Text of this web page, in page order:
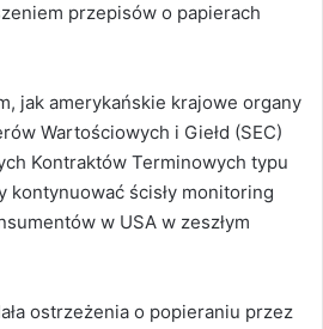
przepisów o papierach
jak amerykańskie krajowe organy
Wartościowych i Giełd (SEC)
Kontraktów Terminowych typu
kontynuować ścisły monitoring
w USA w zeszłym
ostrzeżenia o popieraniu przez